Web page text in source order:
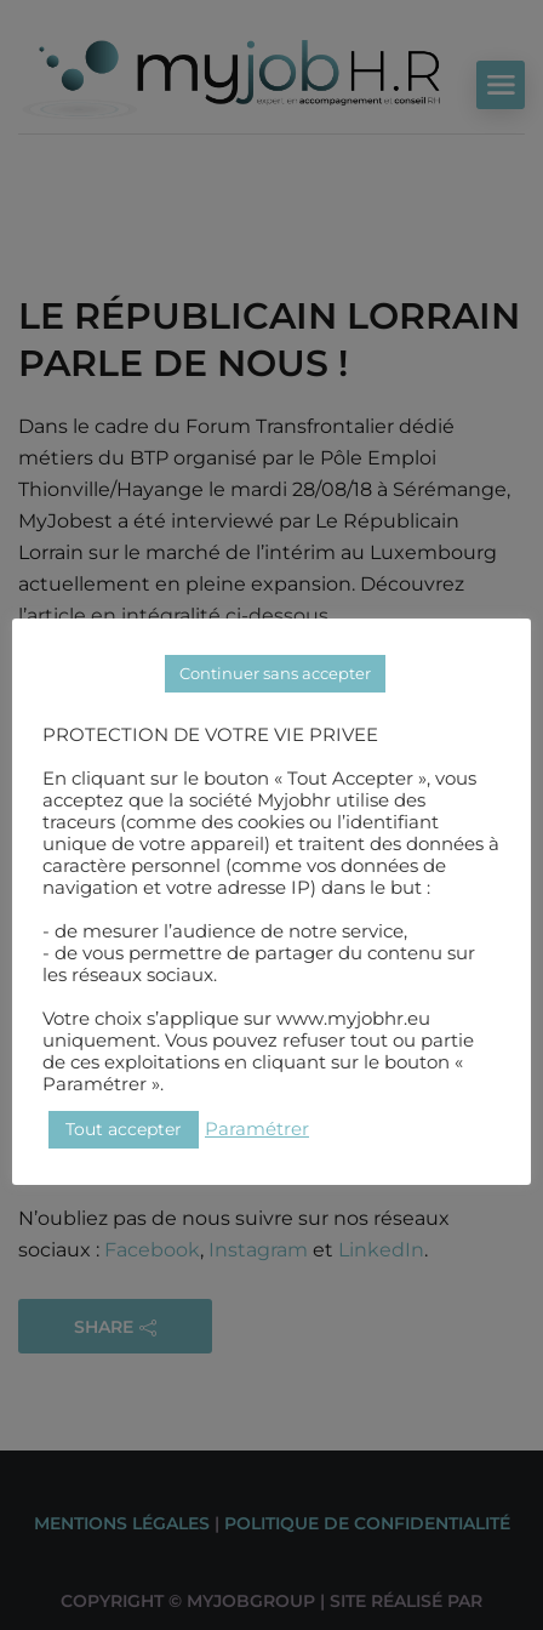
LE RÉPUBLICAIN LORRAIN
PARLE DE NOUS !
Dans le cadre du Forum Transfrontalier dédié
métiers du BTP organisé par le Pôle Emploi
Thionville/Hayange le mardi 28/08/18 à Sérémange,
MyJobest a été interviewé par Le Républicain
Lorrain sur le marché de l’intérim au Luxembourg
actuellement en pleine expansion. Découvrez
l’article en intégralité ci-dessous.
Le lien de l’article :Pénurie d’intérimaires chez les
N’hésitez pas a consulter nosoffres d’emploi
N’oubliez pas de nous suivre sur nos réseaux
sociaux : Facebook, Instagram et LinkedIn.
SHARE
MENTIONS LÉGALES | POLITIQUE DE CONFIDENTIALITÉ
COPYRIGHT © MYJOBGROUP | SITE RÉALISÉ PAR
Continuer sans accepter
PROTECTION DE VOTRE VIE PRIVEE
En cliquant sur le bouton « Tout Accepter », vous
acceptez que la société Myjobhr utilise des
traceurs (comme des cookies ou l’identifiant
unique de votre appareil) et traitent des données à
caractère personnel (comme vos données de
navigation et votre adresse IP) dans le but :
- de mesurer l’audience de notre service,
- de vous permettre de partager du contenu sur
les réseaux sociaux.
Votre choix s’applique sur www.myjobhr.eu
uniquement. Vous pouvez refuser tout ou partie
de ces exploitations en cliquant sur le bouton «
Paramétrer ».
Tout accepter Paramétrer